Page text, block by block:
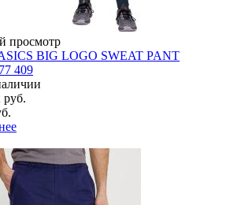
просмотр
BIG LOGO SWEAT PANT
409
руб.